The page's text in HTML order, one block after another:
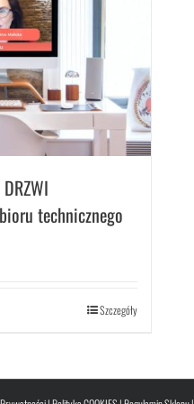
technicznego
Szczegóły